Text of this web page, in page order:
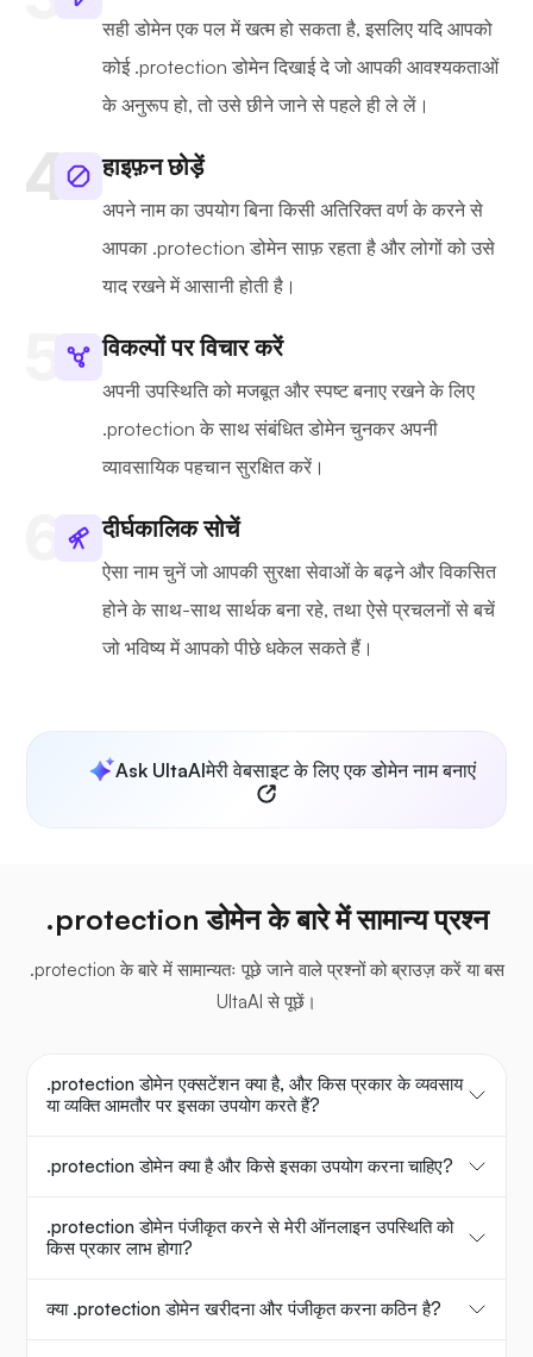
सही डोमेन एक पल में खत्म हो सकता है, इसलिए यदि आपको
कोई .protection डोमेन दिखाई दे जो आपकी आवश्यकताओं
के अनुरूप हो, तो उसे छीने जाने से पहले ही ले लें।
हाइफ़न छोड़ें
अपने नाम का उपयोग बिना किसी अतिरिक्त वर्ण के करने से
आपका .protection डोमेन साफ़ रहता है और लोगों को उसे
याद रखने में आसानी होती है।
विकल्पों पर विचार करें
अपनी उपस्थिति को मजबूत और स्पष्ट बनाए रखने के लिए
.protection के साथ संबंधित डोमेन चुनकर अपनी
व्यावसायिक पहचान सुरक्षित करें।
दीर्घकालिक सोचें
ऐसा नाम चुनें जो आपकी सुरक्षा सेवाओं के बढ़ने और विकसित
होने के साथ-साथ सार्थक बना रहे, तथा ऐसे प्रचलनों से बचें
जो भविष्य में आपको पीछे धकेल सकते हैं।
Ask UltaAIमेरी वेबसाइट के लिए एक डोमेन नाम बनाएं
.protection डोमेन के बारे में सामान्य प्रश्न
.protection के बारे में सामान्यतः पूछे जाने वाले प्रश्नों को ब्राउज़ करें या बस
UltaAI से पूछें।
.protection डोमेन एक्सटेंशन क्या है, और किस प्रकार के व्यवसाय
या व्यक्ति आमतौर पर इसका उपयोग करते हैं?
.protection डोमेन क्या है और किसे इसका उपयोग करना चाहिए?
.protection डोमेन पंजीकृत करने से मेरी ऑनलाइन उपस्थिति को
किस प्रकार लाभ होगा?
क्या .protection डोमेन खरीदना और पंजीकृत करना कठिन है?